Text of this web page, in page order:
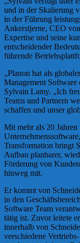
und in der Skalierung
in der Führung
Ankerstjerne, CEO
Expertise und seine
entscheidender
führende
„Planon hat als
Management Software
Sylvain Lamy. „Ich
Teams und Partnern
schaffen und unser
Mit mehr als 20
Transformation bringt
Aufbau planbarer,
Förderung von
hinweg mit.
Er kommt von
in den
Software Team
tätig ist. Zuvor leitete
innerhalb von
verschiedene